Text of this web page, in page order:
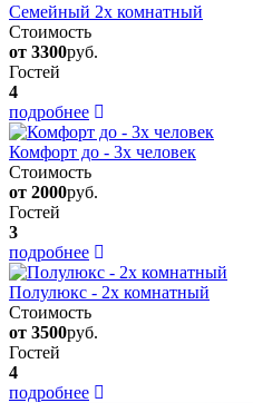
Семейный 2х комнатный
Стоимость
от 3300руб.
Гостей
4
подробнее
Комфорт до - 3х человек
Стоимость
от 2000руб.
Гостей
3
подробнее
Полулюкс - 2х комнатный
Стоимость
от 3500руб.
Гостей
4
подробнее